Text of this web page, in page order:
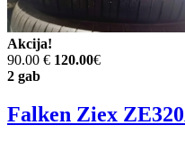
Akcija!
90.00 € 120.00€
2 gab
Falken Ziex